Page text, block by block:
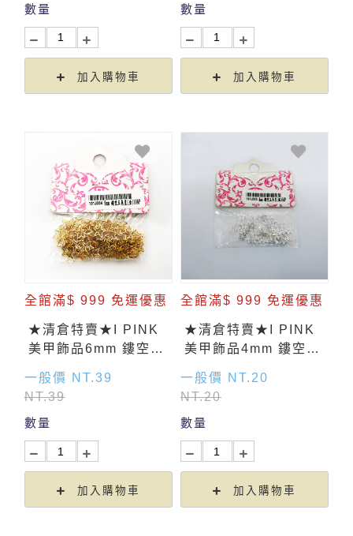
數量
加入購物車
數量
加入購物車
全館滿$ 999 免運優惠
★清倉特賣★I PINK
美甲飾品6mm 鏤空星
一般價 NT.39
NT.39
數量
加入購物車
全館滿$ 999 免運優惠
★清倉特賣★I PINK
美甲飾品4mm 鏤空星
一般價 NT.20
NT.20
數量
加入購物車